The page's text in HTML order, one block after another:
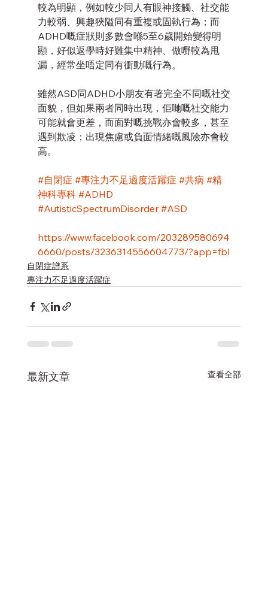
較為明顯，例如較少同人有眼神接觸、社交能
力較弱、興趣狹隘同有重複或固執行為；而
ADHD嘅症狀則多數會喺5至6歲開始變得明
顯，好似返學時好難集中精神、做嘢較為甩
漏，經常坐唔定同有衝動嘅行為。
雖然ASD同ADHD小朋友有著完全不同嘅社交
面貌，但如果兩者同時出現，佢哋嘅社交能力
可能就會更差，而面對嘅挑戰亦會較多，甚至
遇到欺凌；出現焦慮或負面情緒嘅風險亦會較
高。
#自閉症 #專注力不足過度活躍症 #共病 #精
神科專科 #ADHD
#AutisticSpectrumDisorder #ASD
https://www.facebook.com/203289580694
6660/posts/3236314556604773/?app=fbl
自閉症譜系
專注力不足過度活躍症
最新文章 查看全部